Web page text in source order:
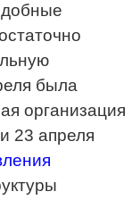
была
организация
и 23 апреля